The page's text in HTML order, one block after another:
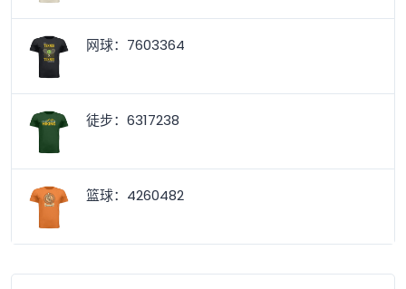
网球：7603364
徒步：6317238
篮球：4260482